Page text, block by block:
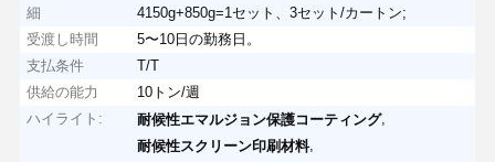
細
4150g+850g=1セット、3セット/カートン;
受渡し時間
5〜10日の勤務日。
支払条件
T/T
供給の能力
10トン/週
ハイライト:
耐候性エマルジョン保護コーティング,
耐候性スクリーン印刷材料,